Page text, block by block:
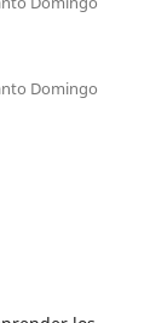
Domingo